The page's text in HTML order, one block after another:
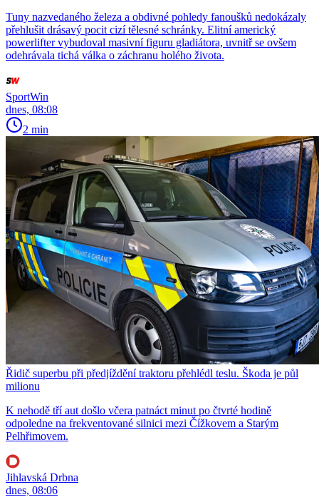
Tuny nazvedaného železa a obdivné pohledy fanoušků nedokázaly
přehlušit drásavý pocit cizí tělesné schránky. Elitní americký
powerlifter vybudoval masivní figuru gladiátora, uvnitř se ovšem
odehrávala tichá válka o záchranu holého života.
SportWin
dnes, 08:08
2 min
Řidič superbu při předjíždění traktoru přehlédl teslu. Škoda je půl
milionu
K nehodě tří aut došlo včera patnáct minut po čtvrté hodině
odpoledne na frekventované silnici mezi Čížkovem a Starým
Pelhřimovem.
Jihlavská Drbna
dnes, 08:06